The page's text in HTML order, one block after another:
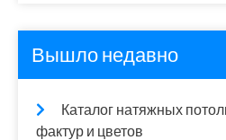
Вышло недавно
Каталог натяжных
фактур и цветов